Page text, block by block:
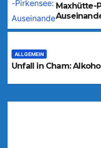
Maxhütte-
ALLGEMEIN
Unfall in Cham: